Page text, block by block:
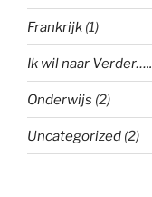
Frankrijk (1)
Ik wil naar Verder…..
Onderwijs (2)
Uncategorized (2)